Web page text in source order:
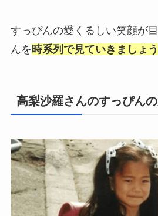
すっぴんの愛くるしい笑顔が
んを時系列で見ていきましょう
高梨沙羅さんのすっぴんの